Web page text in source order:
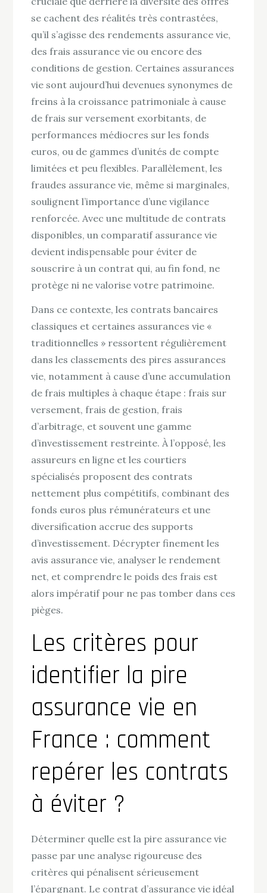
se cachent des réalités très contrastées,
qu’il s’agisse des rendements assurance vie,
des frais assurance vie ou encore des
conditions de gestion. Certaines assurances
vie sont aujourd’hui devenues synonymes de
freins à la croissance patrimoniale à cause
de frais sur versement exorbitants, de
performances médiocres sur les fonds
euros, ou de gammes d’unités de compte
limitées et peu flexibles. Parallèlement, les
fraudes assurance vie, même si marginales,
soulignent l’importance d’une vigilance
renforcée. Avec une multitude de contrats
disponibles, un comparatif assurance vie
devient indispensable pour éviter de
souscrire à un contrat qui, au fin fond, ne
protège ni ne valorise votre patrimoine.
Dans ce contexte, les contrats bancaires
classiques et certaines assurances vie «
traditionnelles » ressortent régulièrement
dans les classements des pires assurances
vie, notamment à cause d’une accumulation
de frais multiples à chaque étape : frais sur
versement, frais de gestion, frais
d’arbitrage, et souvent une gamme
d’investissement restreinte. À l’opposé, les
assureurs en ligne et les courtiers
spécialisés proposent des contrats
nettement plus compétitifs, combinant des
fonds euros plus rémunérateurs et une
diversification accrue des supports
d’investissement. Décrypter finement les
avis assurance vie, analyser le rendement
net, et comprendre le poids des frais est
alors impératif pour ne pas tomber dans ces
pièges.
Les critères pour
identifier la pire
assurance vie en
France : comment
repérer les contrats
à éviter ?
Déterminer quelle est la pire assurance vie
passe par une analyse rigoureuse des
critères qui pénalisent sérieusement
l’épargnant. Le contrat d’assurance vie idéal